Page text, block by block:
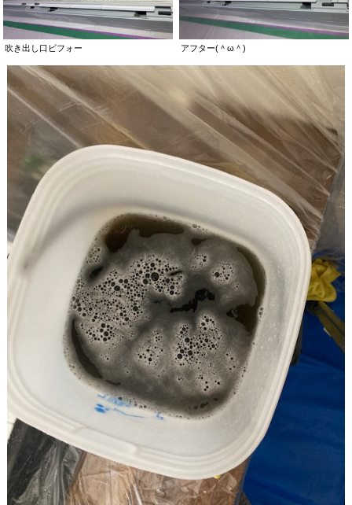
吹き出し口ビフォー アフター(＾ω＾)